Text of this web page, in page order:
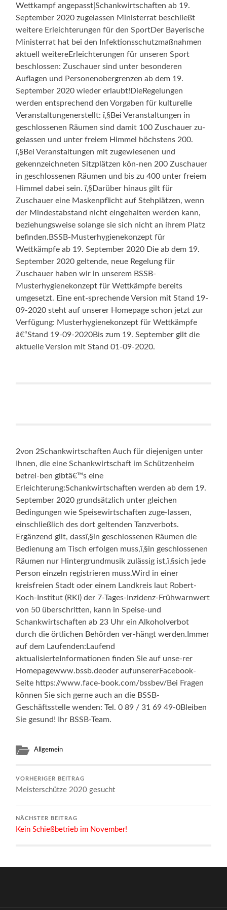
Wettkampf angepasst|Schankwirtschaften ab 19.
September 2020 zugelassen Ministerrat beschließt
weitere Erleichterungen für den SportDer Bayerische
Ministerrat hat bei den Infektionsschutzmaßnahmen
aktuell weitereErleichterungen für unseren Sport
beschlossen: Zuschauer sind unter besonderen
Auflagen und Personenobergrenzen ab dem 19.
September 2020 wieder erlaubt!DieRegelungen
werden entsprechend den Vorgaben für kulturelle
Veranstaltungenerstellt: ï‚§Bei Veranstaltungen in
geschlossenen Räumen sind damit 100 Zuschauer zu-
gelassen und unter freiem Himmel höchstens 200.
ï‚§Bei Veranstaltungen mit zugewiesenen und
gekennzeichneten Sitzplätzen kön-nen 200 Zuschauer
in geschlossenen Räumen und bis zu 400 unter freiem
Himmel dabei sein. ï‚§Darüber hinaus gilt für
Zuschauer eine Maskenpflicht auf Stehplätzen, wenn
der Mindestabstand nicht eingehalten werden kann,
beziehungsweise solange sie sich nicht an ihrem Platz
befinden.BSSB-Musterhygienekonzept für
Wettkämpfe ab 19. September 2020 Die ab dem 19.
September 2020 geltende, neue Regelung für
Zuschauer haben wir in unserem BSSB-
Musterhygienekonzept für Wettkämpfe bereits
umgesetzt. Eine ent-sprechende Version mit Stand 19-
09-2020 steht auf unserer Homepage schon jetzt zur
Verfügung: Musterhygienekonzept für Wettkämpfe
â€“Stand 19-09-2020Bis zum 19. September gilt die
aktuelle Version mit Stand 01-09-2020.
2von 2Schankwirtschaften Auch für diejenigen unter
Ihnen, die eine Schankwirtschaft im Schützenheim
betrei-ben gibtâ€™s eine
Erleichterung:Schankwirtschaften werden ab dem 19.
September 2020 grundsätzlich unter gleichen
Bedingungen wie Speisewirtschaften zuge-lassen,
einschließlich des dort geltenden Tanzverbots.
Ergänzend gilt, dassï‚§in geschlossenen Räumen die
Bedienung am Tisch erfolgen muss,ï‚§in geschlossenen
Räumen nur Hintergrundmusik zulässig ist,ï‚§sich jede
Person einzeln registrieren muss.Wird in einer
kreisfreien Stadt oder einem Landkreis laut Robert-
Koch-Institut (RKI) der 7-Tages-Inzidenz-Frühwarnwert
von 50 überschritten, kann in Speise-und
Schankwirtschaften ab 23 Uhr ein Alkoholverbot
durch die örtlichen Behörden ver-hängt werden.Immer
auf dem Laufenden:Laufend
aktualisierteInformationen finden Sie auf unse-rer
Homepagewww.bssb.deoder aufunsererFacebook-
Seite https://www.face-book.com/bssbev/Bei Fragen
können Sie sich gerne auch an die BSSB-
Geschäftsstelle wenden: Tel. 0 89 / 31 69 49-0Bleiben
Sie gesund! Ihr BSSB-Team.
Allgemein
VORHERIGER BEITRAG
Meisterschütze 2020 gesucht
NÄCHSTER BEITRAG
Kein Schießbetrieb im November!